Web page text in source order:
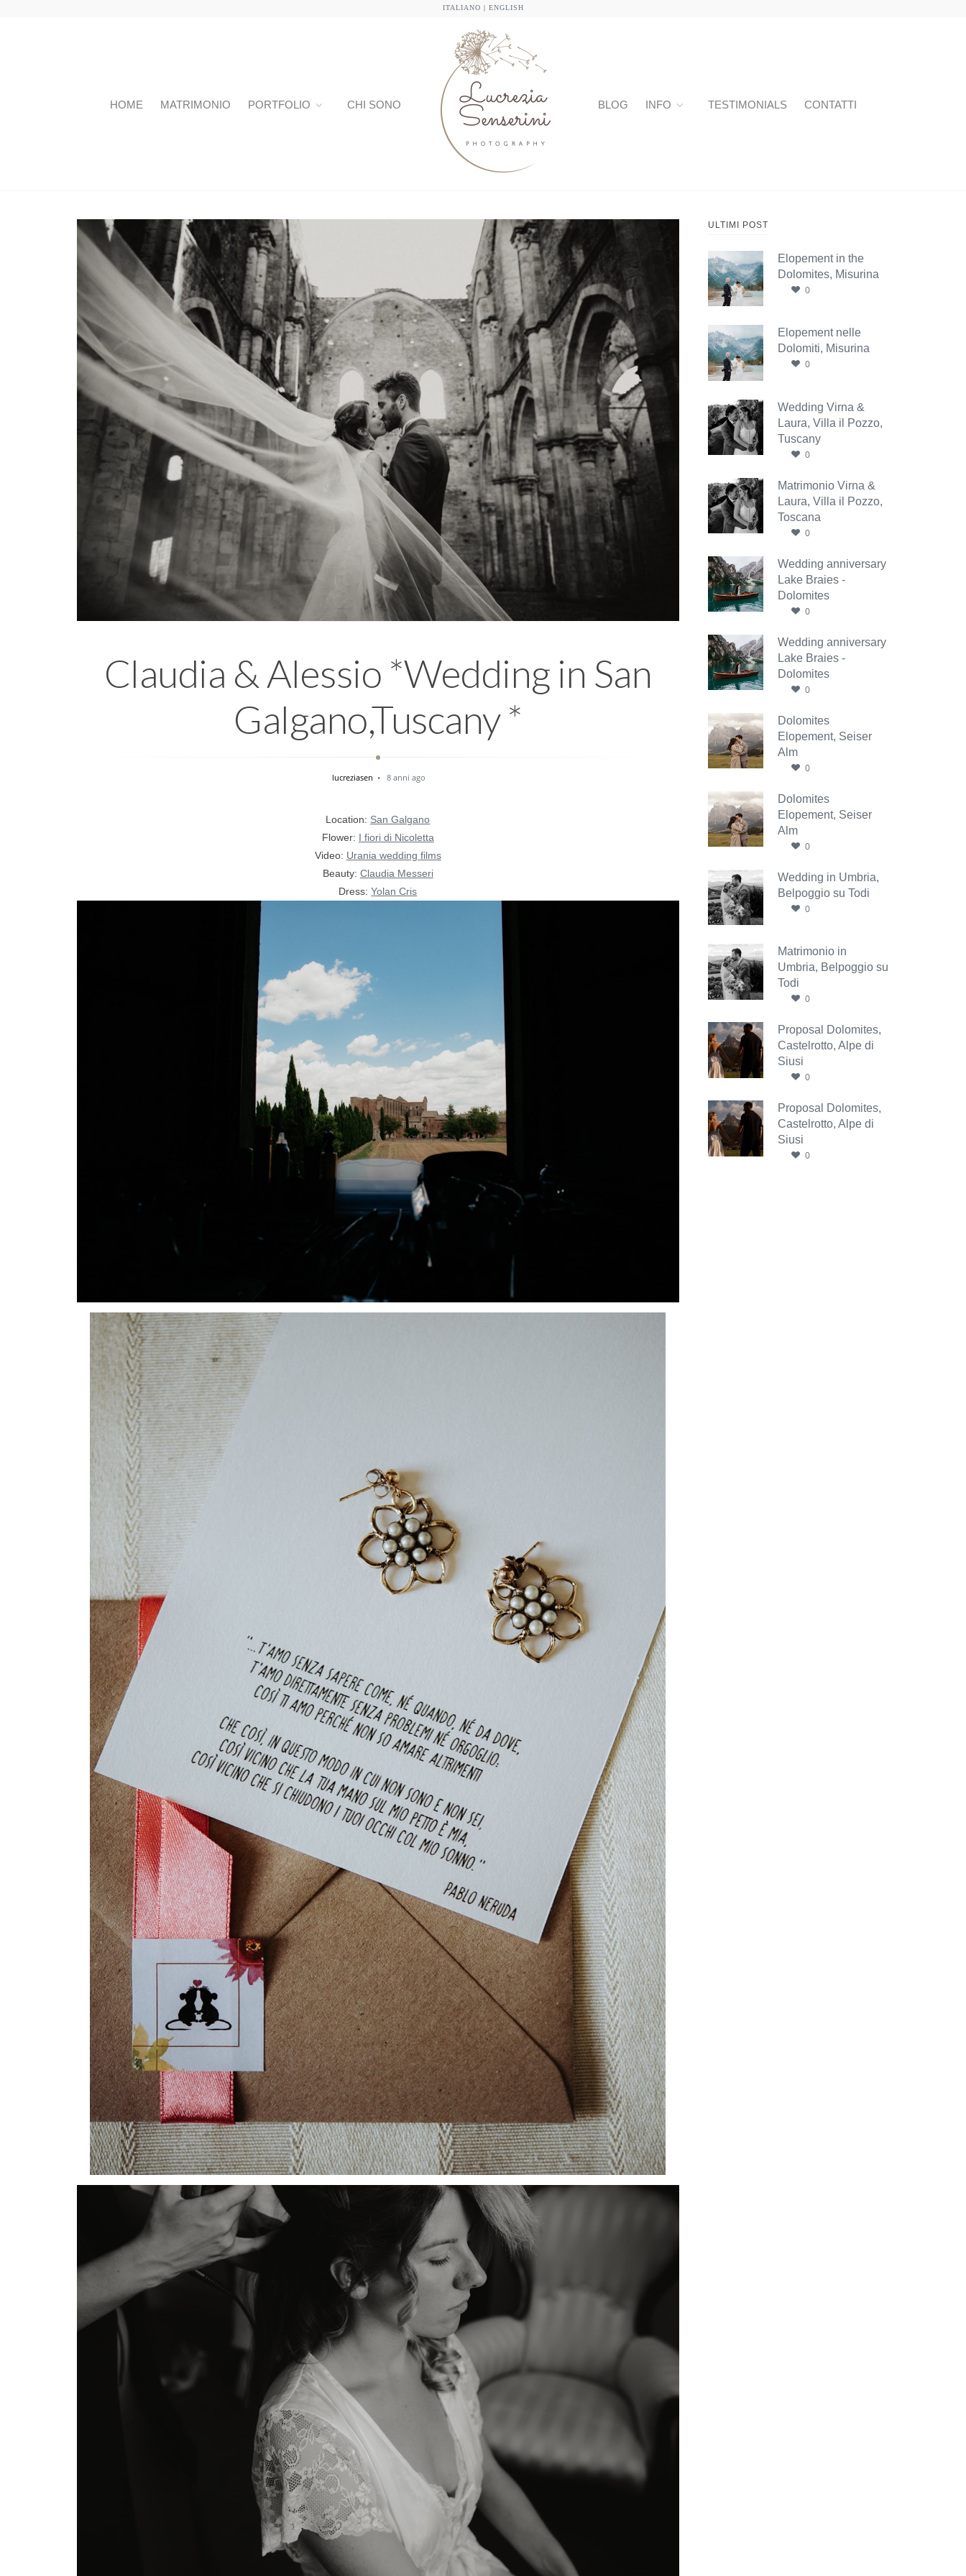
ITALIANO | ENGLISH
HOME MATRIMONIO PORTFOLIO CHI SONO BLOG INFO TESTIMONIALS CONTATTI
Claudia & Alessio *Wedding in San
Galgano,Tuscany *
lucreziasen 8 anni ago
Location: San Galgano
Flower: I fiori di Nicoletta
Video: Urania wedding films
Beauty: Claudia Messeri
Dress:Yolan Cris
ULTIMI POST
Elopement in the
Dolomites, Misurina
0
Elopement nelle
Dolomiti, Misurina
0
Wedding Virna &
Laura, Villa il Pozzo,
Tuscany
0
Matrimonio Virna &
Laura, Villa il Pozzo,
Toscana
0
Wedding anniversary
Lake Braies -
Dolomites
0
Wedding anniversary
Lake Braies -
Dolomites
0
Dolomites
Elopement, Seiser
Alm
0
Dolomites
Elopement, Seiser
Alm
0
Wedding in Umbria,
Belpoggio su Todi
0
Matrimonio in
Umbria, Belpoggio su
Todi
0
Proposal Dolomites,
Castelrotto, Alpe di
Siusi
0
Proposal Dolomites,
Castelrotto, Alpe di
Siusi
0